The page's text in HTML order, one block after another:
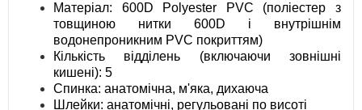
Матеріал: 600D Polyester PVC (поліестер з
товщиною нитки 600D і внутрішнім
водонепроникним PVC покриттям)
Кількість відділень (включаючи зовнішні
кишені): 5
Спинка: анатомічна, м'яка, дихаюча
Шлейки: анатомічні, регульовані по висоті